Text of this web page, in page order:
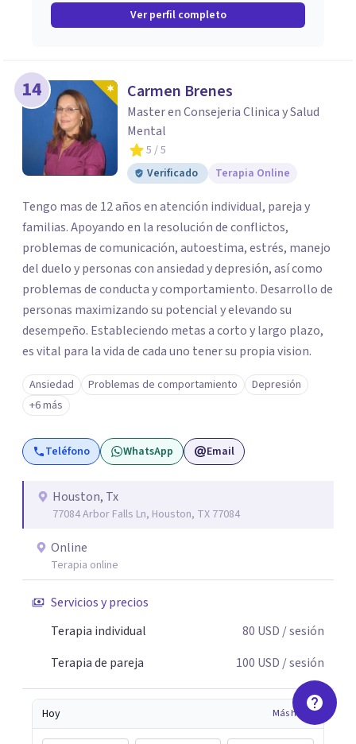
Ver perfil completo
14 Carmen Brenes
Master en Consejeria Clinica y Salud
Mental
5 / 5
Verificado
Terapia Online
Tengo mas de 12 años en atención individual, pareja y
familias. Apoyando en la resolución de conflictos,
problemas de comunicación, autoestima, estrés, manejo
del duelo y personas con ansiedad y depresión, así como
problemas de conducta y comportamiento. Desarrollo de
personas maximizando su potencial y elevando su
desempeño. Estableciendo metas a corto y largo plazo,
es vital para la vida de cada uno tener su propia vision.
Ansiedad Problemas de comportamiento
Depresión
+6 más
Teléfono WhatsApp Email
Houston, Tx
77084 Arbor Falls Ln, Houston, TX 77084
Online
Terapia online
Servicios y precios
Terapia individual
80 USD / sesión
Terapia de pareja
100 USD / sesión
Hoy Más horas